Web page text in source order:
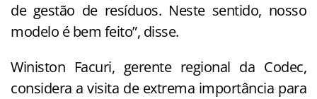
de gestão de resíduos. Neste sentido, nosso
modelo é bem feito”, disse.
Winiston Facuri, gerente regional da Codec,
considera a visita de extrema importância para